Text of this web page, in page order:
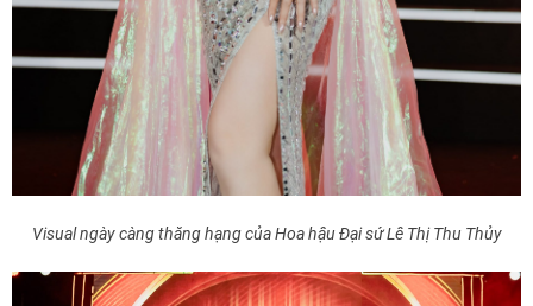
Visual ngày càng thăng hạng của Hoa hậu Đại sứ Lê Thị Thu Thủy